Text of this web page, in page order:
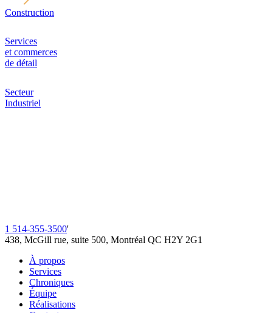
Construction
Services
et commerces
de détail
Secteur
Industriel
1 514-355-3500'
438, McGill rue, suite 500, Montréal QC H2Y 2G1
À propos
Services
Chroniques
Équipe
Réalisations